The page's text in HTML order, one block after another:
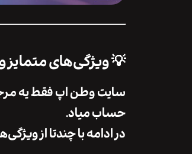
💡 ویژگی‌های
سایتوطن اپفقط یه
حساب میاد.
در ادامه با چندتا از